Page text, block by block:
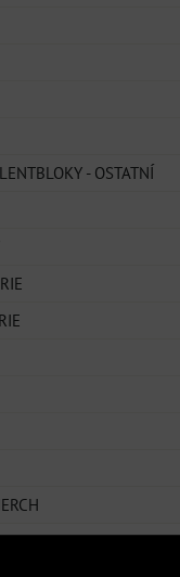
- OSTATNÍ